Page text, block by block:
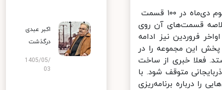
پخش فصل اول سریال «برف بی‌صدا می‌بارد» ساخته پوریا آذربایجانی، از سوم دی‌ماه در ۱۰۰ قسمت
قسمت‌های آن روی
با این روال پخش سریال «برف...» تا نوروز ۱۴۰۱ و اواخر فروردین نیز ادامه
این مجموعه را در
فعلا خبری از ساخت
متوقف شود. با
را درباره برنامه‌ریزی
اکبر عبدی
درگذشت
1405/05/
03